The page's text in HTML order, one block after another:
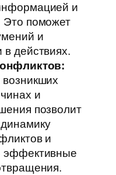
и
Это поможет
и
в действиях.
и
позволит
и
эффективные